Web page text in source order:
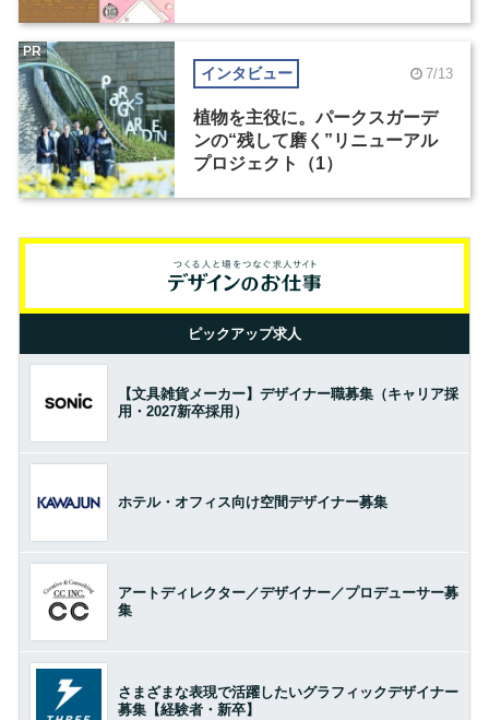
インタビュー 7/13
植物を主役に。パークスガーデ
ンの“残して磨く”リニューアル
プロジェクト（1）
PR
ピックアップ求人
【文具雑貨メーカー】デザイナー職募集（キャリア採
用・2027新卒採用）
ホテル・オフィス向け空間デザイナー募集
アートディレクター／デザイナー／プロデューサー募
集
さまざまな表現で活躍したいグラフィックデザイナー
募集【経験者・新卒】